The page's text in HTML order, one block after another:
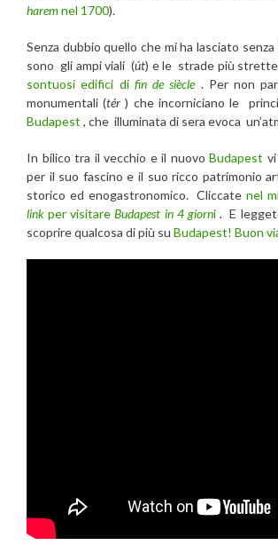
haremnel 1700).
Senza dubbio quello che mi ha lasciato senza
sono gli ampi viali (út) e le strade più
sontuosi edifici di fin de siècle. Per non
monumentali (tér ) che incorniciano le
Budapest , che illuminata di sera evoca
In bilico tra il vecchio e il nuovoBudapest
per il suo fascino e il suo ricco patrimonio
storico ed enogastronomico. Cliccate nel
link per visitareBudapest in 4 giorni .E
scoprire qualcosa di più su Budapest! Buon